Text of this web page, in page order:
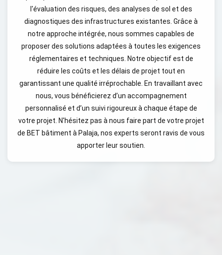
l'évaluation des risques, des analyses de sol et des
diagnostiques des infrastructures existantes. Grâce à
notre approche intégrée, nous sommes capables de
proposer des solutions adaptées à toutes les exigences
réglementaires et techniques. Notre objectif est de
réduire les coûts et les délais de projet tout en
garantissant une qualité irréprochable. En travaillant avec
nous, vous bénéficierez d’un accompagnement
personnalisé et d’un suivi rigoureux à chaque étape de
votre projet. N'hésitez pas à nous faire part de votre projet
de BET bâtiment à Palaja, nos experts seront ravis de vous
apporter leur soutien.